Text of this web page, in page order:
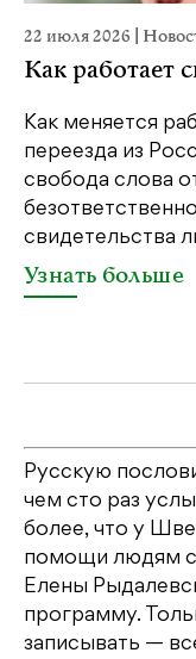
22 июля 2026
Как работает
Как меняется
переезда из
свобода слова
свидетельства
Узнать больше
Русскую
чем сто раз
более, что у
помощи людям с
Елены
программу.
записывать —